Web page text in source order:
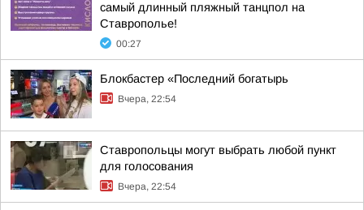
самый длинный пляжный танцпол на
Ставрополье!
00:27
Блокбастер «Последний богатырь
Вчера, 22:54
Ставропольцы могут выбрать любой пункт
для голосования
Вчера, 22:54